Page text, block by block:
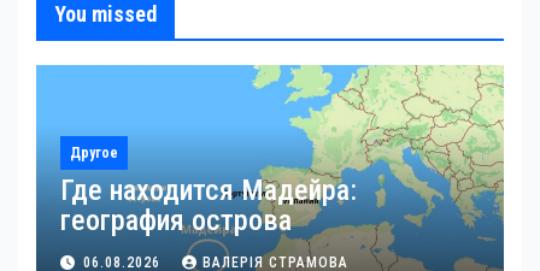
You missed
Другое
Где находится Мадейра:
география острова
06.08.2026 ВАЛЕРІЯ СТРАМОВА